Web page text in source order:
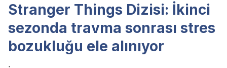
Stranger Things Dizisi: İkinci
sezonda travma sonrası stres
bozukluğu ele alınıyor